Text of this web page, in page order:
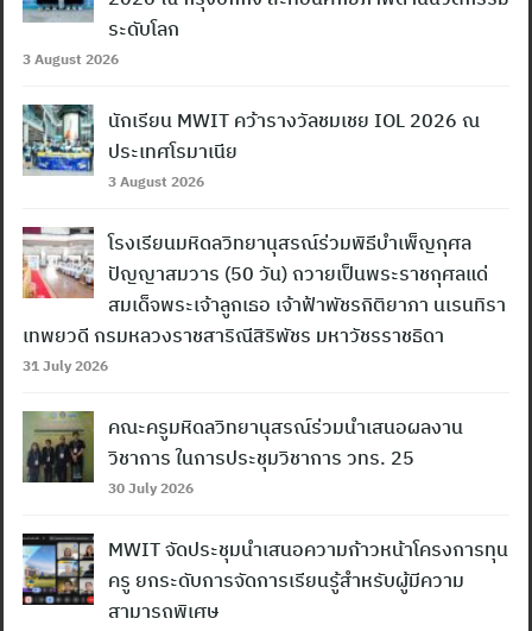
Search
for:
ระดับโลก
3 August 2026
นักเรียน MWIT คว้ารางวัลชมเชย IOL 2026 ณ
ประเทศโรมาเนีย
3 August 2026
โรงเรียนมหิดลวิทยานุสรณ์ร่วมพิธีบำเพ็ญกุศล
ปัญญาสมวาร (50 วัน) ถวายเป็นพระราชกุศลแด่
สมเด็จพระเจ้าลูกเธอ เจ้าฟ้าพัชรกิติยาภา นเรนทิรา
เทพยวดี กรมหลวงราชสาริณีสิริพัชร มหาวัชรราชธิดา
31 July 2026
คณะครูมหิดลวิทยานุสรณ์ร่วมนำเสนอผลงาน
วิชาการ ในการประชุมวิชาการ วทร. 25
30 July 2026
MWIT จัดประชุมนำเสนอความก้าวหน้าโครงการทุน
ครู ยกระดับการจัดการเรียนรู้สำหรับผู้มีความ
สามารถพิเศษ